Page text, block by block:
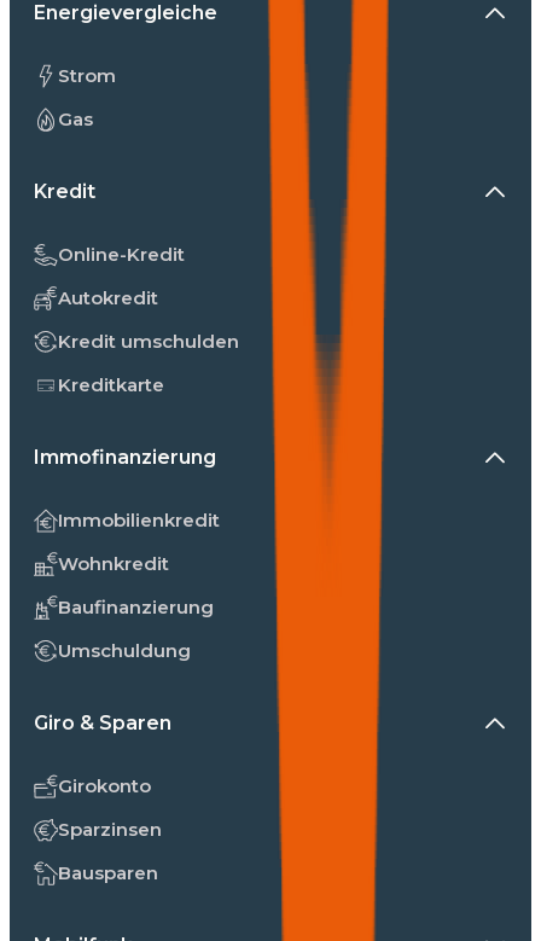
Energievergleiche
Strom
Gas
Kredit
Online-Kredit
Autokredit
Kredit umschulden
Kreditkarte
Immofinanzierung
Immobilienkredit
Wohnkredit
Baufinanzierung
Umschuldung
Giro & Sparen
Girokonto
Sparzinsen
Bausparen